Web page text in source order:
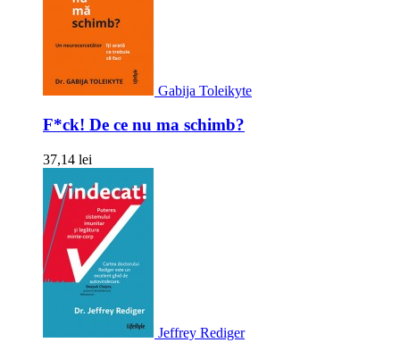
Gabija Toleikyte
F*ck! De ce nu ma schimb?
37,14 lei
Jeffrey Rediger